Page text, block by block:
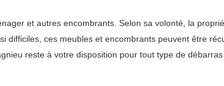
et autres encombrants. Selon sa volonté, la
difficiles, ces meubles et encombrants peuvent être
reste à votre disposition pour tout type de débarras